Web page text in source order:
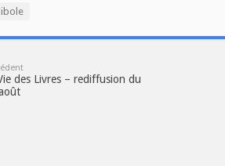
des Livres – rediffusion du